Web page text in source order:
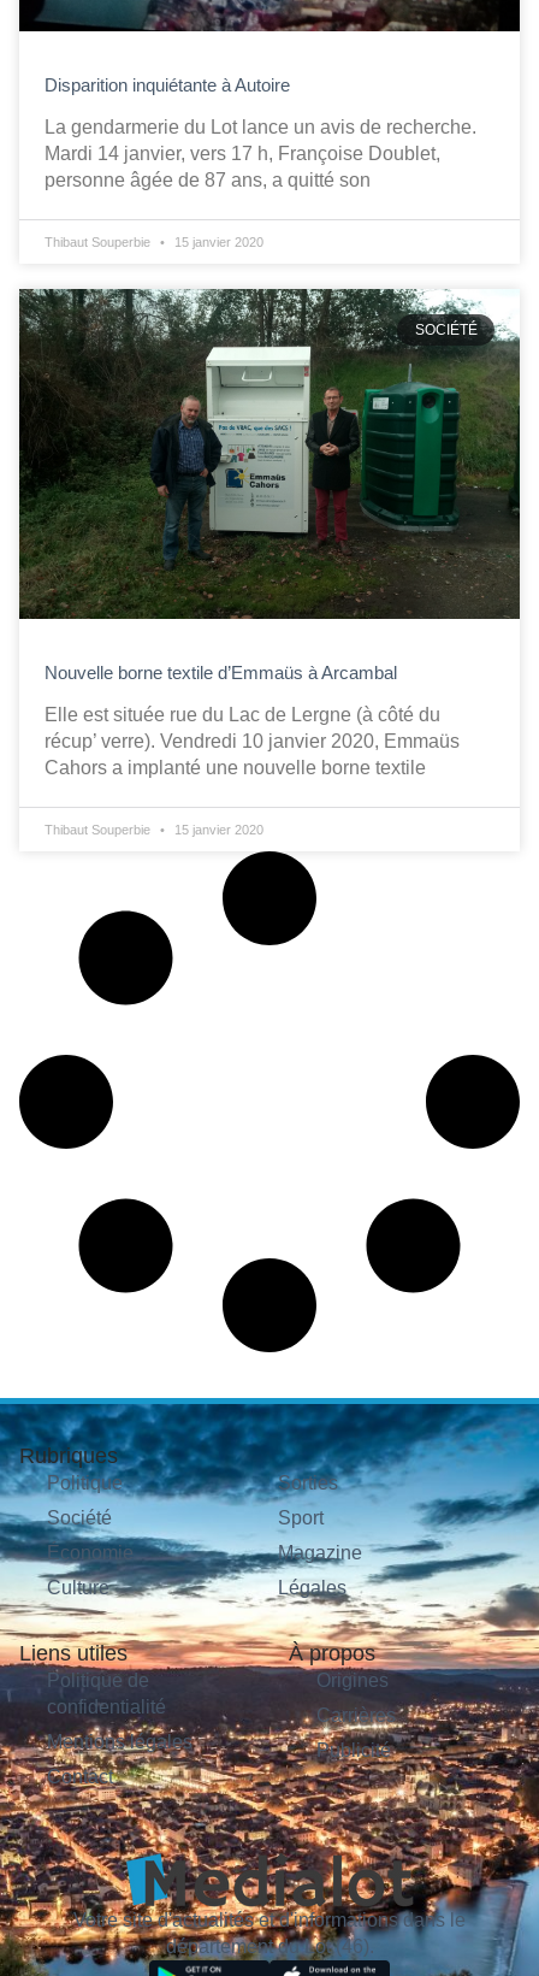
Disparition inquiétante à Autoire
La gendarmerie du Lot lance un avis de recherche.
Mardi 14 janvier, vers 17 h, Françoise Doublet,
personne âgée de 87 ans, a quitté son
Thibaut Souperbie 15 janvier 2020
SOCIÉTÉ
Nouvelle borne textile d’Emmaüs à Arcambal
Elle est située rue du Lac de Lergne (à côté du
récup’ verre). Vendredi 10 janvier 2020, Emmaüs
Cahors a implanté une nouvelle borne textile
Thibaut Souperbie 15 janvier 2020
Rubriques
Politique
Société
Économie
Culture
Sorties
Sport
Magazine
Légales
Liens utiles
Politique de
confidentialité
Mentions légales
Contact
À propos
Origines
Carrières
Publicité
Votre site d'actualités et d'informations dans le
département du Lot (46).